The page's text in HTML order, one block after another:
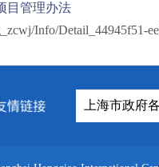
目管理办法
Info/Detail_44945f51-